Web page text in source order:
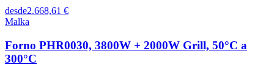
desde2.668,61 €
Malka
Forno PHR0030, 3800W + 2000W Grill, 50°C a
300°C